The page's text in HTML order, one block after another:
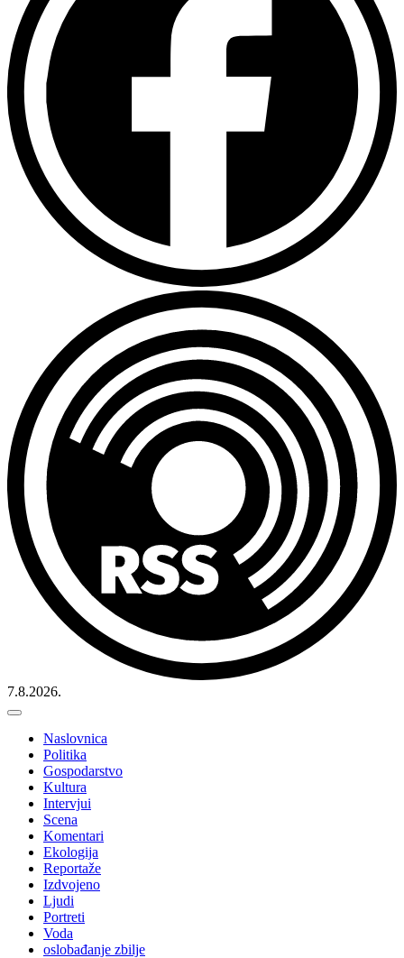
7.8.2026.
Naslovnica
Politika
Gospodarstvo
Kultura
Intervjui
Scena
Komentari
Ekologija
Reportaže
Izdvojeno
Ljudi
Portreti
Voda
oslobađanje zbilje